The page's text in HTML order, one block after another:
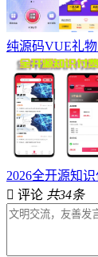
纯源码VUE礼
2026全开源知
评论 共34条